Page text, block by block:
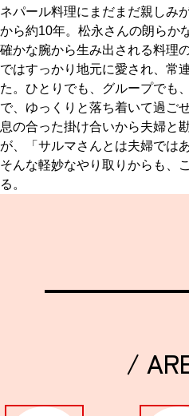
ネパール料理にまだまだ親しみ
から約10年。松永さんの朗らか
確かな腕から生み出される料理
ではすっかり地元に愛され、常
た。ひとりでも、グループでも
で、ゆっくりと落ち着いて過ご
息の合った掛け合いから夫婦と
が、「サルマさんとは夫婦では
そんな軽妙なやり取りからも、
る。
/